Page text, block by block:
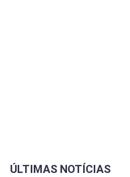
ÚLTIMAS NOTÍCIAS